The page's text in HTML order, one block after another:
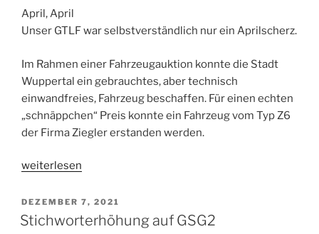
April, April
Unser GTLF war selbstverständlich nur ein Aprilscherz.
Im Rahmen einer Fahrzeugauktion konnte die Stadt
Wuppertal ein gebrauchtes, aber technisch
einwandfreies, Fahrzeug beschaffen. Für einen echten
„schnäppchen“ Preis konnte ein Fahrzeug vom Typ Z6
der Firma Ziegler erstanden werden.
„3..
1..,
Meins.
weiterlesen
VERÖFFENTLICHT
AM
DEZEMBER 7, 2021
Stichworterhöhung auf GSG2